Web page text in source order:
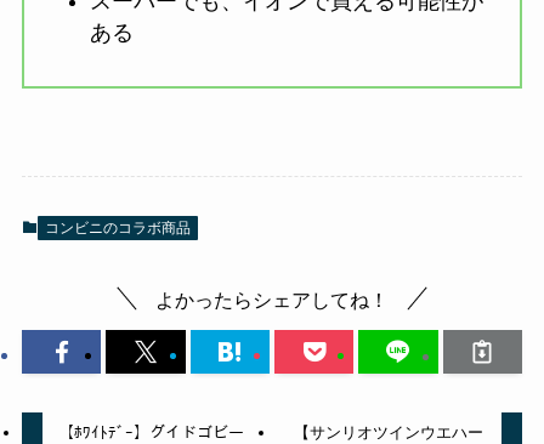
ある
コンビニのコラボ商品
よかったらシェアしてね！
【ﾎﾜｲﾄﾃﾞｰ】グイドゴビー
【サンリオツインウエハー